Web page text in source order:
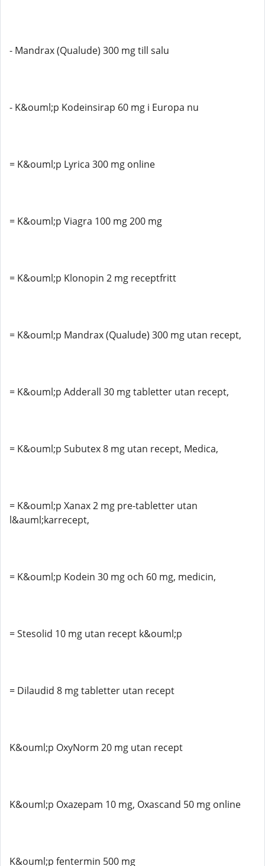
- Mandrax (Qualude) 300 mg till salu
- K&ouml;p Kodeinsirap 60 mg i Europa nu
= K&ouml;p Lyrica 300 mg online
= K&ouml;p Viagra 100 mg 200 mg
= K&ouml;p Klonopin 2 mg receptfritt
= K&ouml;p Mandrax (Qualude) 300 mg utan recept,
= K&ouml;p Adderall 30 mg tabletter utan recept,
= K&ouml;p Subutex 8 mg utan recept, Medica,
= K&ouml;p Xanax 2 mg pre-tabletter utan
l&auml;karrecept,
= K&ouml;p Kodein 30 mg och 60 mg, medicin,
= Stesolid 10 mg utan recept k&ouml;p
= Dilaudid 8 mg tabletter utan recept
K&ouml;p OxyNorm 20 mg utan recept
K&ouml;p Oxazepam 10 mg, Oxascand 50 mg online
K&ouml;p fentermin 500 mg